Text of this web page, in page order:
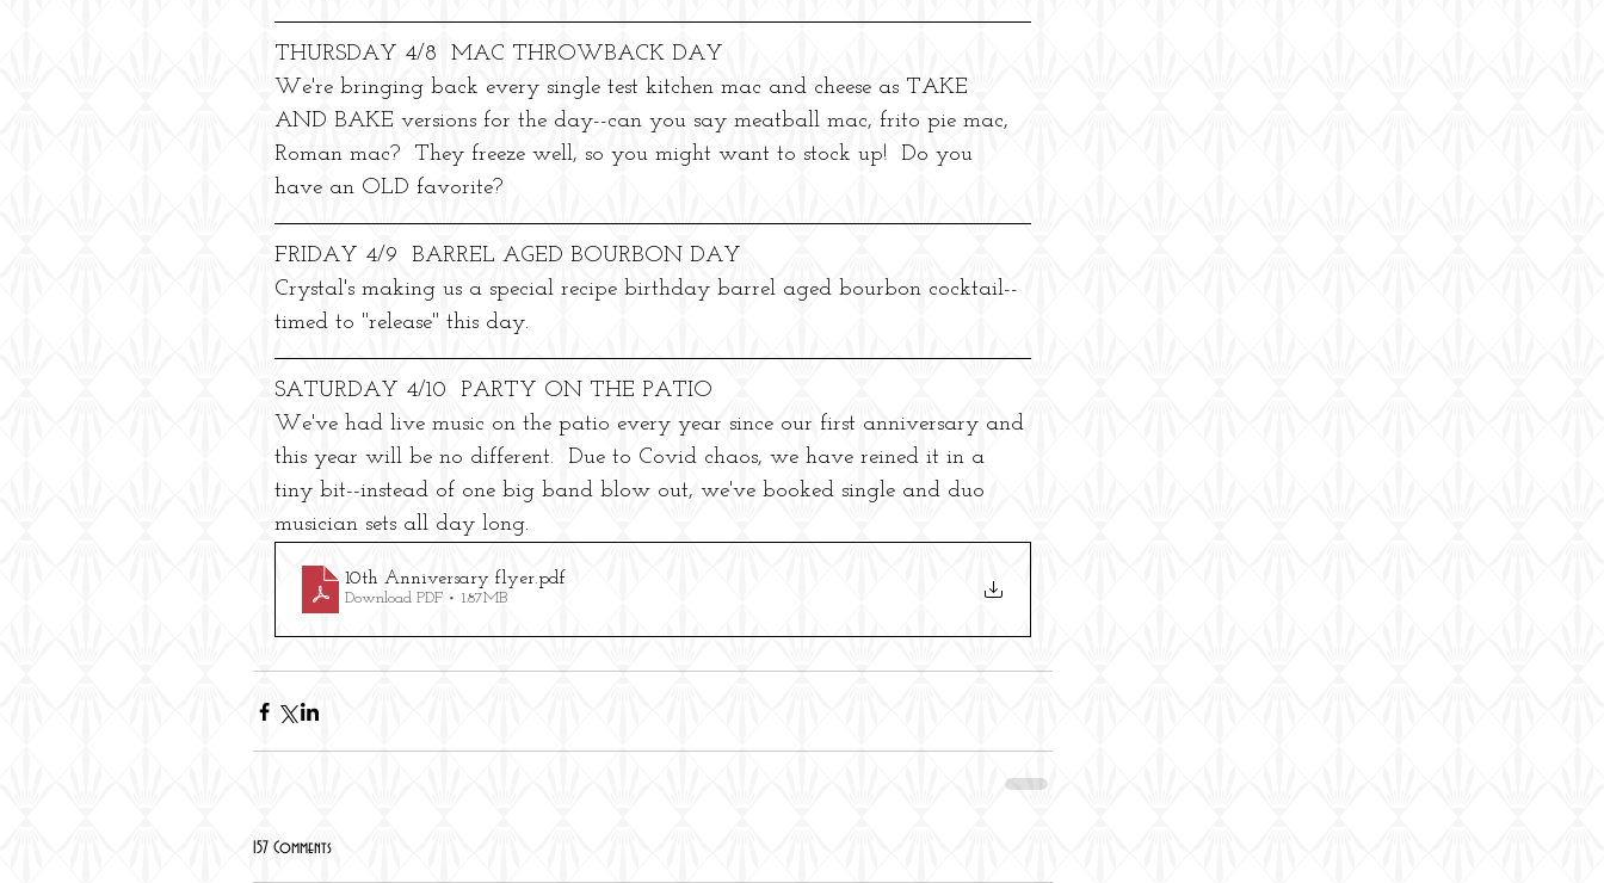
THURSDAY 4/8  MAC THROWBACK DAY
We're bringing back every single test kitchen mac and cheese as TAKE
AND BAKE versions for the day--can you say meatball mac, frito pie mac,
Roman mac?  They freeze well, so you might want to stock up!  Do you
have an OLD favorite?
FRIDAY 4/9  BARREL AGED BOURBON DAY
Crystal's making us a special recipe birthday barrel aged bourbon cocktail--
timed to "release" this day.
SATURDAY 4/10  PARTY ON THE PATIO
We've had live music on the patio every year since our first anniversary and
this year will be no different.  Due to Covid chaos, we have reined it in a
tiny bit--instead of one big band blow out, we've booked single and duo
musician sets all day long.
10th Anniversary flyer.pdf
Download PDF • 1.87MB
157 Comments